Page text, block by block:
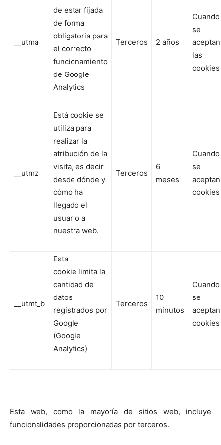
__utma
de estar fijada
de forma
obligatoria para
el correcto
funcionamiento
de Google
Analytics
Terceros 2 años
Cuando
se
aceptan
las
cookies
__utmz
Está cookie se
utiliza para
realizar la
atribución de la
visita, es decir
desde dónde y
cómo ha
llegado el
usuario a
nuestra web.
Terceros
6
meses
Cuando
se
aceptan
cookies
__utmt_b
Esta
cookie limita la
cantidad de
datos
registrados por
Google
(Google
Analytics)
Terceros
10
minutos
Cuando
se
aceptan
cookies
Esta web, como la mayoría de sitios web, incluye
funcionalidades proporcionadas por terceros.